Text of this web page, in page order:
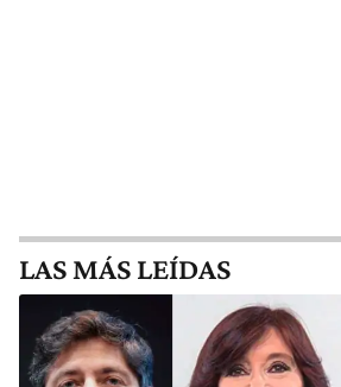
LAS MÁS LEÍDAS